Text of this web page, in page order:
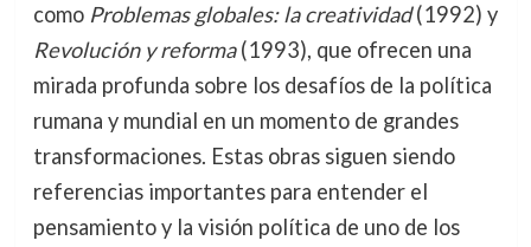
como Problemas globales: la creatividad(1992) y
Revolución y reforma(1993), que ofrecen una
mirada profunda sobre los desafíos de la política
rumana y mundial en un momento de grandes
transformaciones. Estas obras siguen siendo
referencias importantes para entender el
pensamiento y la visión política de uno de los